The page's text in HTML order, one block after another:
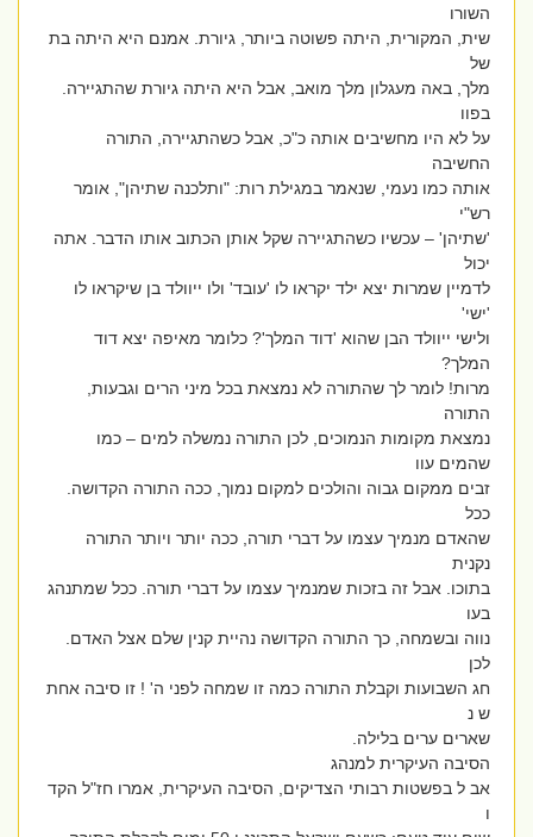
השורו
שית, המקורית, היתה פשוטה ביותר, גיורת. אמנם היא היתה בת
של
מלך, באה מעגלון מלך מואב, אבל היא היתה גיורת שהתגיירה.
בפוו
על לא היו מחשיבים אותה כ"כ, אבל כשהתגיירה, התורה
החשיבה
אותה כמו נעמי, שנאמר במגילת רות: "ותלכנה שתיהן", אומר
רש"י
'שתיהן' – עכשיו כשהתגיירה שקל אותן הכתוב אותו הדבר. אתה
יכול
לדמיין שמרות יצא ילד יקראו לו 'עובד' ולו ייוולד בן שיקראו לו
'ישי'
ולישי ייוולד הבן שהוא 'דוד המלך'? כלומר מאיפה יצא דוד
המלך?
מרות! לומר לך שהתורה לא נמצאת בכל מיני הרים וגבעות,
התורה
נמצאת מקומות הנמוכים, לכן התורה נמשלה למים – כמו
שהמים עוו
זבים ממקום גבוה והולכים למקום נמוך, ככה התורה הקדושה.
ככל
שהאדם מנמיך עצמו על דברי תורה, ככה יותר ויותר התורה
נקנית
בתוכו. אבל זה בזכות שמנמיך עצמו על דברי תורה. ככל שמתנהג
בעו
נווה ובשמחה, כך התורה הקדושה נהיית קנין שלם אצל האדם.
לכן
חג השבועות וקבלת התורה כמה זו שמחה לפני ה' ! זו סיבה אחת
ש נ
שארים ערים בלילה.
הסיבה העיקרית למנהג
אב ל בפשטות רבותי הצדיקים, הסיבה העיקרית, אמרו חז"ל הקד